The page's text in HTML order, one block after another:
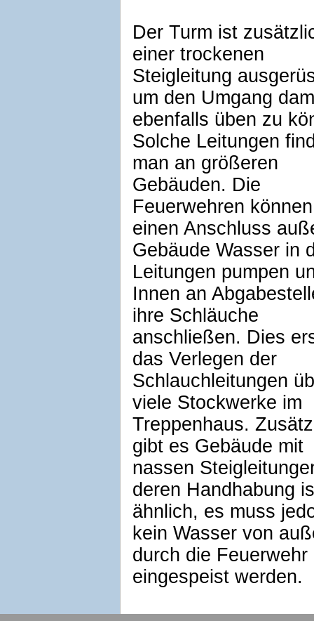
Der Turm ist
einer trockenen
Steigleitung
um den Umgang
ebenfalls üben zu
Solche Leitungen
man an größeren
Gebäuden. Die
Feuerwehren
einen Anschluss
Gebäude Wasser in
Leitungen pumpen
Innen an
ihre Schläuche
anschließen. Dies
das Verlegen der
Schlauchleitungen
viele Stockwerke im
Treppenhaus.
gibt es Gebäude mit
nassen
deren Handhabung
ähnlich, es muss
kein Wasser von
durch die Feuerwehr
eingespeist werden.